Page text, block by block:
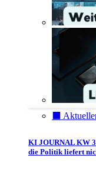
⬛️
KI JOURNAL KW
die Politik liefert